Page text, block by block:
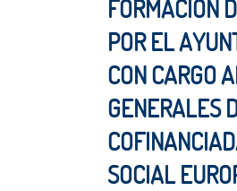
FORMACION
POR EL
CON CARGO
GENERALES
SOCIAL